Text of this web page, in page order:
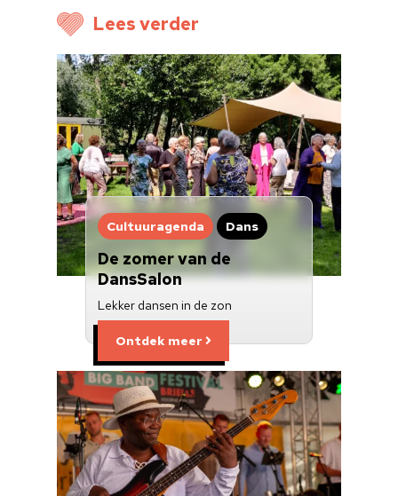
Lees verder
Cultuuragenda Dans
De zomer van de
DansSalon
Lekker dansen in de zon
Ontdek meer
Cultuur op school
Over ons
Nieuwsbrief
Doneren